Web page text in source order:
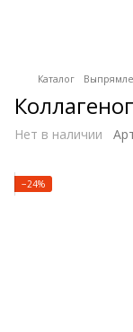
Каталог
Нет в наличии
−24%